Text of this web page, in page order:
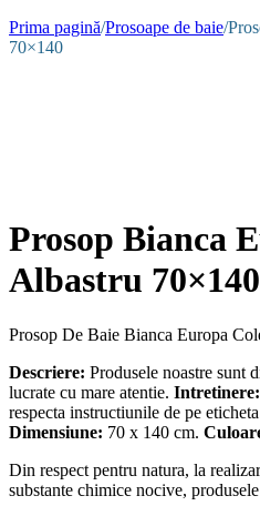
Prima pagină/Prosoape de baie/
70×140
Prosop Bianca
Albastru 70×140
Prosop De Baie Bianca Europa
Descriere: Produsele noastre sunt
lucrate cu mare atentie. Intretinere:
respecta instructiunile de pe
Dimensiune: 70 x 140 cm.
Din respect pentru natura, la
substante chimice nocive,